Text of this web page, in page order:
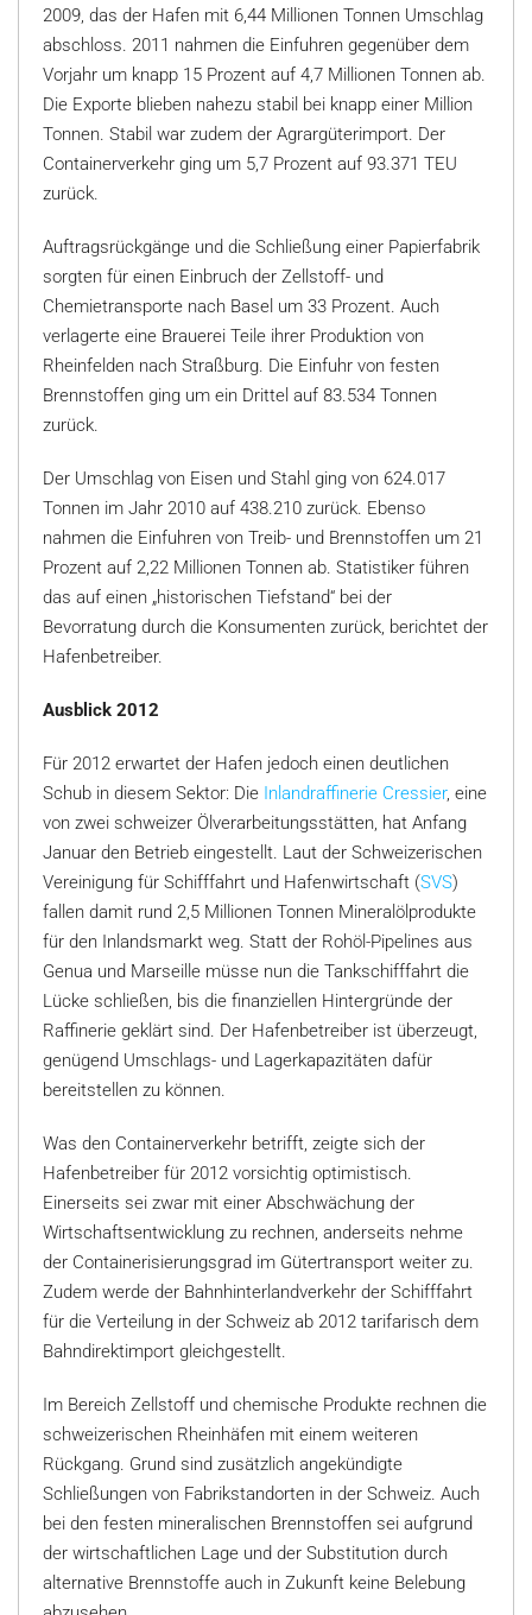
2009, das der Hafen mit 6,44 Millionen Tonnen Umschlag
abschloss. 2011 nahmen die Einfuhren gegenüber dem
Vorjahr um knapp 15 Prozent auf 4,7 Millionen Tonnen ab.
Die Exporte blieben nahezu stabil bei knapp einer Million
Tonnen. Stabil war zudem der Agrargüterimport. Der
Containerverkehr ging um 5,7 Prozent auf 93.371 TEU
zurück.
Auftragsrückgänge und die Schließung einer Papierfabrik
sorgten für einen Einbruch der Zellstoff- und
Chemietransporte nach Basel um 33 Prozent. Auch
verlagerte eine Brauerei Teile ihrer Produktion von
Rheinfelden nach Straßburg. Die Einfuhr von festen
Brennstoffen ging um ein Drittel auf 83.534 Tonnen
zurück.
Der Umschlag von Eisen und Stahl ging von 624.017
Tonnen im Jahr 2010 auf 438.210 zurück. Ebenso
nahmen die Einfuhren von Treib- und Brennstoffen um 21
Prozent auf 2,22 Millionen Tonnen ab. Statistiker führen
das auf einen „historischen Tiefstand“ bei der
Bevorratung durch die Konsumenten zurück, berichtet der
Hafenbetreiber.
Ausblick 2012
Für 2012 erwartet der Hafen jedoch einen deutlichen
Schub in diesem Sektor: Die Inlandraffinerie Cressier, eine
von zwei schweizer Ölverarbeitungsstätten, hat Anfang
Januar den Betrieb eingestellt. Laut der Schweizerischen
Vereinigung für Schifffahrt und Hafenwirtschaft (SVS)
fallen damit rund 2,5 Millionen Tonnen Mineralölprodukte
für den Inlandsmarkt weg. Statt der Rohöl-Pipelines aus
Genua und Marseille müsse nun die Tankschifffahrt die
Lücke schließen, bis die finanziellen Hintergründe der
Raffinerie geklärt sind. Der Hafenbetreiber ist überzeugt,
genügend Umschlags- und Lagerkapazitäten dafür
bereitstellen zu können.
Was den Containerverkehr betrifft, zeigte sich der
Hafenbetreiber für 2012 vorsichtig optimistisch.
Einerseits sei zwar mit einer Abschwächung der
Wirtschaftsentwicklung zu rechnen, anderseits nehme
der Containerisierungsgrad im Gütertransport weiter zu.
Zudem werde der Bahnhinterlandverkehr der Schifffahrt
für die Verteilung in der Schweiz ab 2012 tarifarisch dem
Bahndirektimport gleichgestellt.
Im Bereich Zellstoff und chemische Produkte rechnen die
schweizerischen Rheinhäfen mit einem weiteren
Rückgang. Grund sind zusätzlich angekündigte
Schließungen von Fabrikstandorten in der Schweiz. Auch
bei den festen mineralischen Brennstoffen sei aufgrund
der wirtschaftlichen Lage und der Substitution durch
alternative Brennstoffe auch in Zukunft keine Belebung